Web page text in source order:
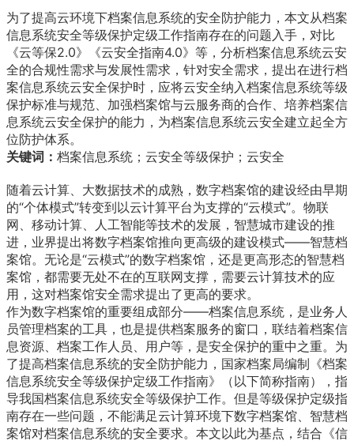
为了提高云环境下档案信息系统的安全防护能力，本文从档案
信息系统安全等级保护定级工作指南存在的问题入手，对比
《云等保2.0》《云安全指南4.0》等，分析档案信息系统云安
全的合规性需求与发展性需求，针对安全需求，提出在进行档
案信息系统云安全保护时，应将云安全纳入档案信息系统等级
保护标准与规范、加强档案馆与云服务商的合作、培养档案信
息系统云安全保护的能力，为档案信息系统云安全建立起全方
位防护体系。
关键词： 档案信息系统；云安全等级保护；云安全
随着云计算、大数据技术的成熟，数字档案馆的建设经由早期
的“个体模式”转变到以云计算平台为支撑的“云模式”。物联
网、移动计算、人工智能等技术的发展，智慧城市建设的推
进，业界提出将数字档案馆推向更高级的建设模式——智慧档
案馆。无论是“云模式”的数字档案馆，还是更高形态的智慧档
案馆，都需要无处不在的互联网支撑，需要云计算技术的应
用，这对档案馆安全需求提出了更高的要求。
作为数字档案馆的重要组成部分——档案信息系统，是业务人
员管理档案的工具，也是提供档案服务的窗口，联结着档案信
息资源、档案工作人员、用户等，是安全保护的重中之重。为
了提高档案信息系统的安全防护能力，国家档案局编制《档案
信息系统安全等级保护定级工作指南》（以下简称指南），指
导我国档案信息系统安全等级保护工作。但是等级保护定级指
南存在一些问题，不能满足云计算环境下数字档案馆、智慧档
案馆对档案信息系统的安全要求。本文以此为基点，结合《信